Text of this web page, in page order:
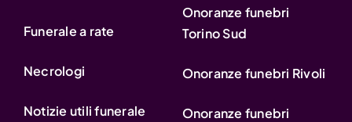
Funerale a rate
Necrologi
Notizie utili funerale
Onoranze funebri
Torino Sud
Onoranze funebri Rivoli
Onoranze funebri